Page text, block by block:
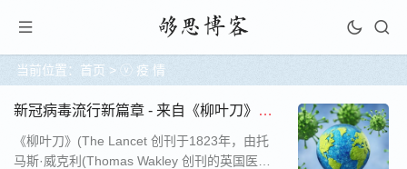
当前位置： 首页 > ⓥ 疫 情
新冠病毒流行新篇章 - 来自《柳叶刀》的
报道
《柳叶刀》(The Lancet 创刊于1823年，由托
马斯·威克利(Thomas Wakley 创刊的英国医学